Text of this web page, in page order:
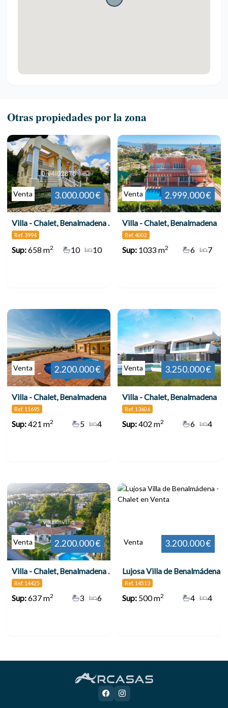
Otras propiedades por la zona
Venta 3.000.000 €
Villa - Chalet, Benalmadena Pueblo
Ref. 3994
Sup:658 m2 10
10
Venta 2.999.000 €
Villa - Chalet, Benalmadena
Ref. 4002
Sup:1033 m2 7
6
Venta 2.200.000 €
Villa - Chalet, Benalmadena
Ref. 11695
Sup:421 m2 4
5
Venta 3.250.000 €
Villa - Chalet, Benalmadena
Ref. 13606
Sup:402 m2 4
6
Venta 2.200.000 €
Villa - Chalet, Benalmadena Pueblo
Ref. 14425
Sup:637 m2 6
3
Venta 3.200.000 €
Lujosa Villa de Benalmádena
Ref. 14513
Sup:500 m2 4
4